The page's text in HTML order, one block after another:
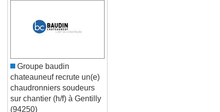
Groupe baudin
chateauneuf recrute un(e)
chaudronniers soudeurs
sur chantier (h/f) à Gentilly